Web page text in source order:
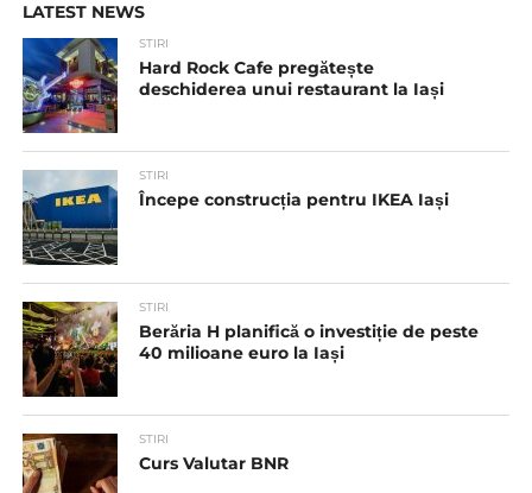
LATEST NEWS
STIRI
Hard Rock Cafe pregătește
deschiderea unui restaurant la Iași
STIRI
Începe construcția pentru IKEA Iași
STIRI
Berăria H planifică o investiție de peste
40 milioane euro la Iași
STIRI
Curs Valutar BNR